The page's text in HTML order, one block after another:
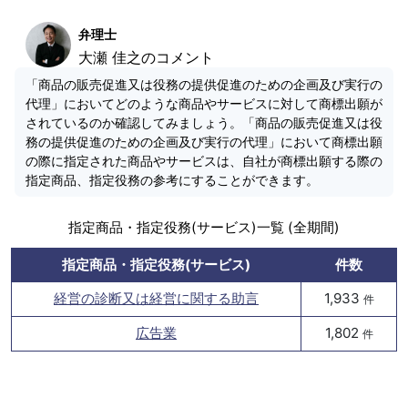
弁理士
大瀬 佳之のコメント
「商品の販売促進又は役務の提供促進のための企画及び実行の
代理」においてどのような商品やサービスに対して商標出願が
されているのか確認してみましょう。「商品の販売促進又は役
務の提供促進のための企画及び実行の代理」において商標出願
の際に指定された商品やサービスは、自社が商標出願する際の
指定商品、指定役務の参考にすることができます。
指定商品・指定役務(サービス)一覧 (全期間)
指定商品・指定役務(サービス)
件数
経営の診断又は経営に関する助言
1,933 件
広告業 1,802 件